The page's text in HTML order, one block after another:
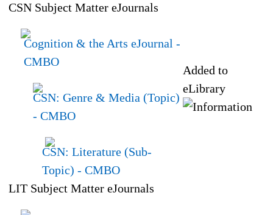
CSN Subject Matter eJournals
Cognition & the Arts eJournal -
CMBO
CSN: Genre & Media (Topic)
- CMBO
CSN: Literature (Sub-
Topic) - CMBO
Added to
eLibrary
LIT Subject Matter eJournals